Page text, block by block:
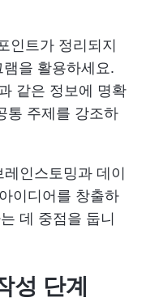
인트가 정리되지
을 활용하세요.
같은 정보에 명확
통 주제를 강조하
인스토밍과 데이
이디어를 창출하
데 중점을 둡니
성 단계